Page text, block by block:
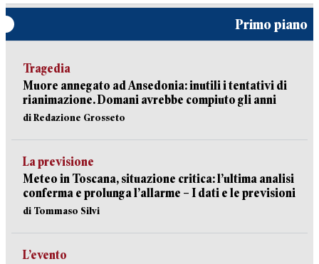
Primo piano
Tragedia
Muore annegato ad Ansedonia: inutili i tentativi di
rianimazione. Domani avrebbe compiuto gli anni
di Redazione Grosseto
La previsione
Meteo in Toscana, situazione critica: l’ultima analisi
conferma e prolunga l’allarme – I dati e le previsioni
di Tommaso Silvi
L’evento